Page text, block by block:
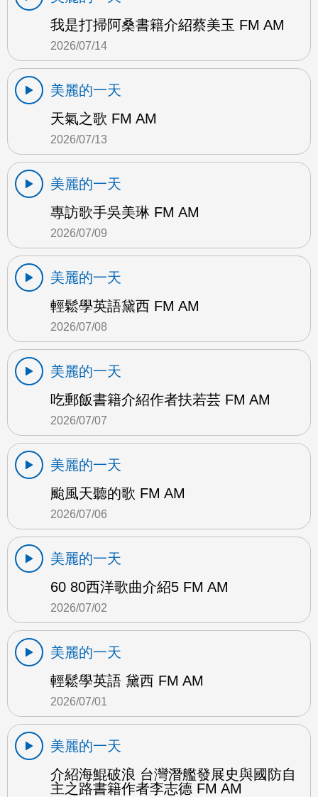
我是打掃阿桑書籍介紹蔡美玉 FM AM
2026/07/14
美麗的一天
天氣之歌 FM AM
2026/07/13
美麗的一天
專訪歌手吳美琳 FM AM
2026/07/09
美麗的一天
輕鬆學英語黛西 FM AM
2026/07/08
美麗的一天
吃郵飯書籍介紹作者扶若芸 FM AM
2026/07/07
美麗的一天
颱風天聽的歌 FM AM
2026/07/06
美麗的一天
60 80西洋歌曲介紹5 FM AM
2026/07/02
美麗的一天
輕鬆學英語 黛西 FM AM
2026/07/01
美麗的一天
介紹海鯤破浪 台灣潛艦發展史與國防自
主之路書籍作者李志德 FM AM